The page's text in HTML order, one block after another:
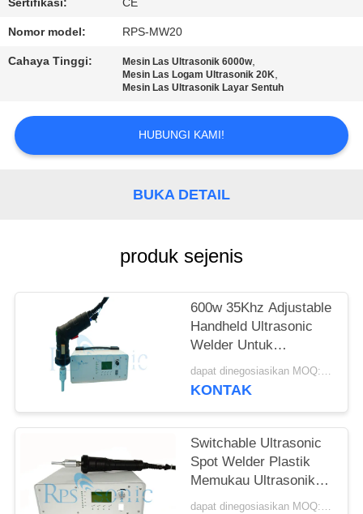
SITEMAP
Sertifikasi: CE
Nomor model: RPS-MW20
Cahaya Tinggi: Mesin Las Ultrasonik 6000w,
Mesin Las Logam Ultrasonik 20K,
Mesin Las Ultrasonik Layar Sentuh
HUBUNGI KAMI!
BUKA DETAIL
produk sejenis
600w 35Khz Adjustable
Handheld Ultrasonic
Welder Untuk
Pengelasan PP PE
dapat dinegosiasikan MOQ:1 buah
KONTAK
Switchable Ultrasonic
Spot Welder Plastik
Memukau Ultrasonik
Hand Welder
dapat dinegosiasikan MOQ:1pcs